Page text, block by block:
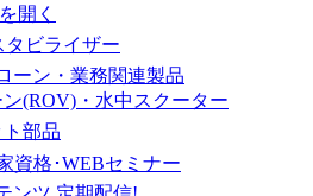
開く
タビライザー
ーン・業務関連製品
(ROV)・水中スクーター
部品
資格･WEBセミナー